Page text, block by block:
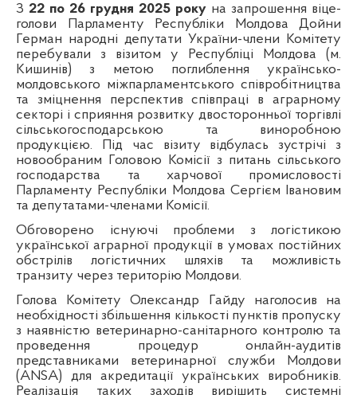
З 22 по 26 грудня 2025 року на запрошення віце-
голови Парламенту Республіки Молдова Дойни
Герман народні депутати України-члени Комітету
перебували з візитом у Республіці Молдова (м.
Кишинів) з метою поглиблення українсько-
молдовського міжпарламентського співробітництва
та зміцнення перспектив співпраці в аграрному
секторі і сприяння розвитку двосторонньої торгівлі
сільськогосподарською та виноробною
продукцією. Під час візиту відбулась зустрічі з
новообраним Головою Комісії з питань сільського
господарства та харчової промисловості
Парламенту Республіки Молдова Сергієм Івановим
та депутатами-членами Комісії.
Обговорено існуючі проблеми з логістикою
української аграрної продукції в умовах постійних
обстрілів логістичних шляхів та можливість
транзиту через територію Молдови.
Голова Комітету Олександр Гайду наголосив на
необхідності збільшення кількості пунктів пропуску
з наявністю ветеринарно-санітарного контролю та
проведення процедур онлайн-аудитів
представниками ветеринарної служби Молдови
(ANSA) для акредитації українських виробників.
Реалізація таких заходів вирішить системні